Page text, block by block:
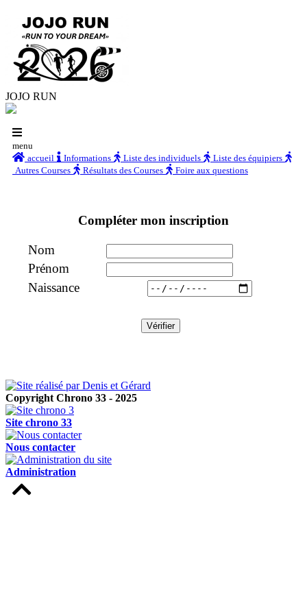
JOJO RUN
menu
accueil
Informations Liste des individuels
Liste des équipiers
Autres Courses
Résultats des Courses Foire aux questions
Compléter mon inscription
Nom
Prénom
Naissance
Copyright Chrono 33 - 2025
Site chrono 33
Nous contacter
Administration